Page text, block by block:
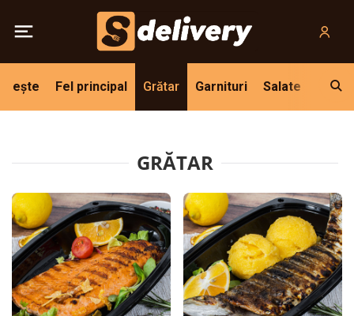
Pește Fel principal Grătar Garnituri Salate
GRĂTAR